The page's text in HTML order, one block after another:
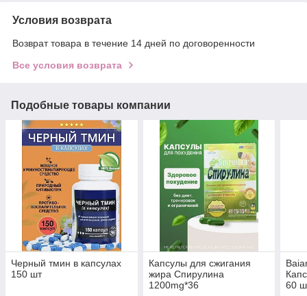
Условия возврата
Возврат товара в течение 14 дней по договоренности
Все условия возврата
Подобные товары компании
Черный тмин в капсулах
150 шт
Капсулы для сжигания
жира Спирулина
1200mg*36
60